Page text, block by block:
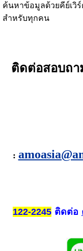
ค้นหาข้อมูลด้วยคีย์เวิร์
สำหรับทุกคน
ติดต่อสอบถา
:
122-2245ติดต่อ